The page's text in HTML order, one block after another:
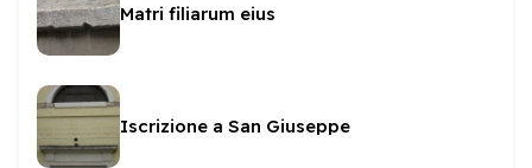
Matri filiarum eius
Iscrizione a San Giuseppe